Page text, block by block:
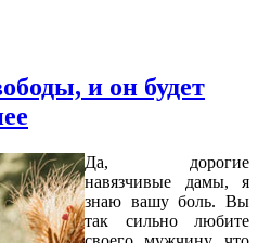
и он будет
Да, дорогие
навязчивые дамы, я
знаю вашу боль. Вы
так сильно любите